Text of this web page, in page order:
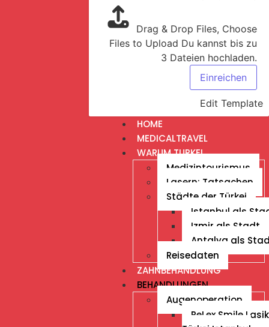
Drag & Drop Files, Choose
Files to Upload Du kannst bis zu
3 Dateien hochladen.
Einreichen
Edit Template
HOME
MEDICALTRAVEL
WARUM TURKEI
Medizintourismus
Lasern: Tatsachen
Städte der Türkei
Istanbul als
Izmir als Stadt
Antalya als
Reisedaten
ZAHNBEHANDLUNG
BEHANDLUNGEN
Augenoperation
ReLex Smile Lasik